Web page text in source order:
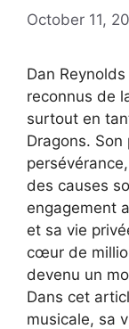
October 11,
Dan
reconnus de
surtout en
Dragons.
des causes
engagement
et sa vie
cœur de
devenu un
Dans cet
musicale, sa